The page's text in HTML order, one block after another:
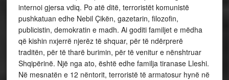
internoi gjersa vdiq. Po atë ditë, terroristët komunistë
pushkatuan edhe Nebil Çikën, gazetarin, filozofin,
publicistin, demokratin e madh. Ai goditi familjet e mëdha
që kishin nxjerrë njerëz të shquar, për të ndërprerë
traditën, për të tharë burimin, për të venitur e nënshtruar
Shqipërinë. Një nga ato, është edhe familja tiranase Lleshi.
Në mesnatën e 12 nëntorit, terroristë të armatosur hynë në